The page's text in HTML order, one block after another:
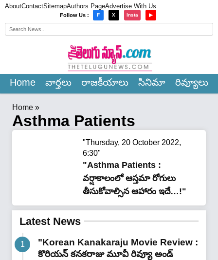
AboutContactSitemapAuthors PageAdvertise With Us
Follow Us : F X Insta ▶
Home వార్త‌లు రాజ‌కీయాలు సినిమా రివ్యూలు
Home »
Asthma Patients
"Thursday, 20 October 2022,
6:30"
"Asthma Patients :
వర్షాకాలంలో ఆస్తమా రోగులు
తీసుకోవాల్సిన ఆహారం ఇదే…!"
Latest News
"Korean Kanakaraju Movie Review :
కొరియన్ కనకరాజు మూవీ రివ్యూ అండ్